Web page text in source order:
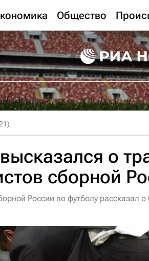
Общество
о
сборной
России по футболу рассказал